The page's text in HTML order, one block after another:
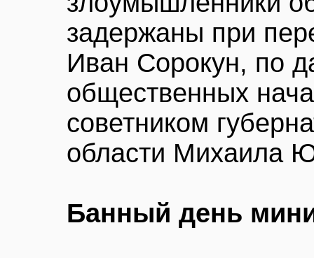
задержаны при
Иван Сорокун, по
общественных
советником
области Михаила
Банный день